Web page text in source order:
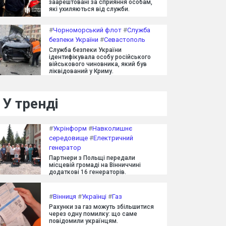
заарештовані за сприяння особам,
які ухиляються від служби.
#Чорноморський флот #Служба
безпеки України #Севастополь
Служба безпеки України
ідентифікувала особу російського
військового чиновника, який був
ліквідований у Криму.
У тренді
#Укрінформ #Навколишнє
середовище #Електричний
генератор
Партнери з Польщі передали
місцевій громаді на Вінниччині
додаткові 16 генераторів.
#Вінниця #Українці #Газ
Рахунки за газ можуть збільшитися
через одну помилку: що саме
повідомили українцям.